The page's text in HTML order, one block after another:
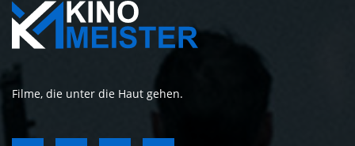
Filme, die unter die Haut gehen.